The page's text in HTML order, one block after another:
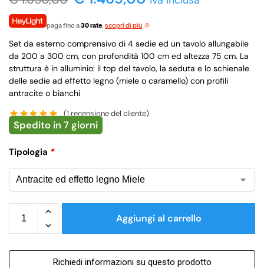
paga fino a30 rate, scopri di più
Set da esterno comprensivo di 4 sedie ed un tavolo allungabile
da 200 a 300 cm, con profondità 100 cm ed altezza 75 cm. La
struttura è in alluminio: il top del tavolo, la seduta e lo schienale
delle sedie ad effetto legno (miele o caramello) con profili
antracite o bianchi
(1recensione del cliente)
Spedito in 7 giorni
Tipologia *
Aggiungi al carrello
Richiedi informazioni su questo prodotto